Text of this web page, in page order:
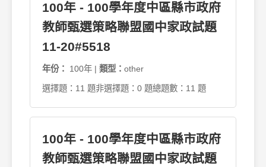
100年 - 100學年度中區縣市政府
教師甄選策略聯盟國中家政試題
11-20#5518
年份： 100年 | 類型： other
選擇題：11 題非選擇題：0 題總題數：11 題
100年 - 100學年度中區縣市政府
教師甄選策略聯盟國中家政試題